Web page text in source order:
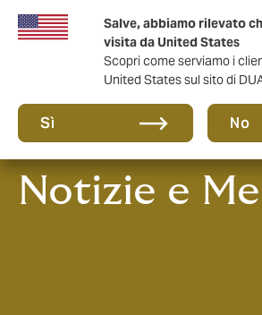
Salve, abbiamo rilevato
visita da United States
Scopri come serviamo i
United States sul sito di
Sì No
anni di DUAL
Notizie e